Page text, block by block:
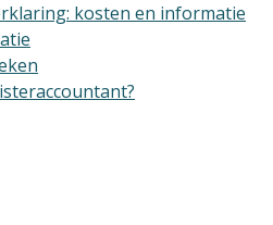
kosten en informatie